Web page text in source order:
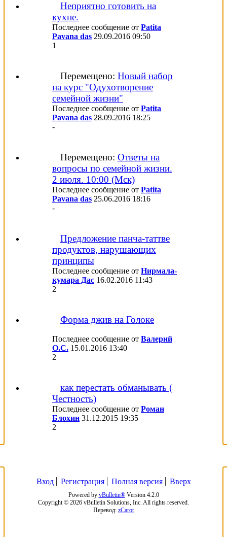
Неприятно готовить на
кухне.
Последнее сообщение от Patita
Pavana das 29.09.2016 09:50
1
Перемещено: Новый набор
на курс "Одухотворение
семейной жизни"
Последнее сообщение от Patita
Pavana das 28.09.2016 18:25
-
Перемещено: Ответы на
вопросы по семейной жизни.
2 июля. 10:00 (Мск)
Последнее сообщение от Patita
Pavana das 25.06.2016 18:16
-
Предложение панча-таттве
продуктов, нарушающих
принципы
Последнее сообщение от Нирмала-
кумара Дас 16.02.2016 11:43
2
Форма джив на Голоке
Последнее сообщение от Валерий
О.С. 15.01.2016 13:40
2
как перестать обманывать (
Честность)
Последнее сообщение от Роман
Блохин 31.12.2015 19:35
2
Вход Регистрация Полная версия Вверх
Powered by vBulletin®Version 4.2.0
Copyright © 2026 vBulletin Solutions, Inc. All rights reserved.
Перевод: zCarot